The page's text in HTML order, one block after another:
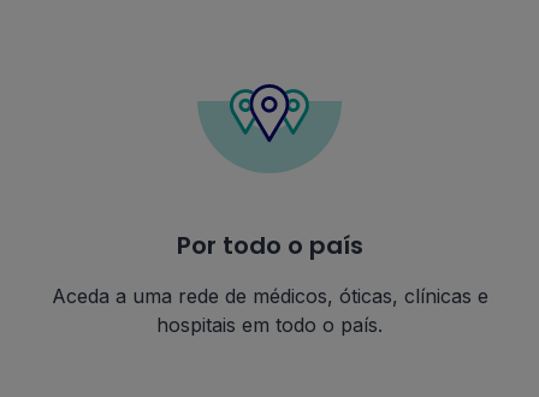
Por todo o país
Aceda a uma rede de médicos, óticas, clínicas e
hospitais em todo o país.